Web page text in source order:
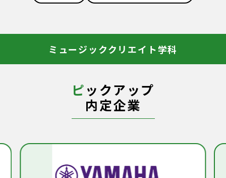
ミュージッククリエイト学科
ピックアップ
内定企業